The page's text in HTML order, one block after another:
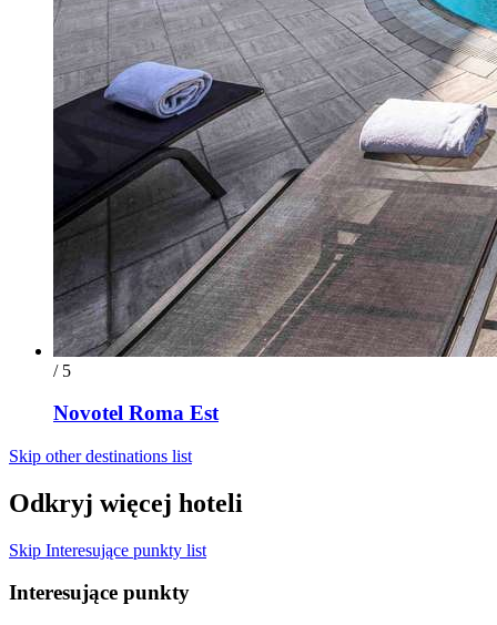
/ 5
Novotel Roma Est
Skip other destinations list
Odkryj więcej hoteli
Skip Interesujące punkty list
Interesujące punkty